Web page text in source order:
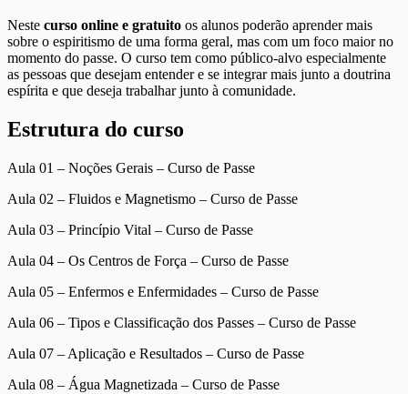
Neste curso online e gratuito os alunos poderão aprender mais
sobre o espiritismo de uma forma geral, mas com um foco maior no
momento do passe. O curso tem como público-alvo especialmente
as pessoas que desejam entender e se integrar mais junto a doutrina
espírita e que deseja trabalhar junto à comunidade.
Estrutura do curso
Aula 01 – Noções Gerais – Curso de Passe
Aula 02 – Fluidos e Magnetismo – Curso de Passe
Aula 03 – Princípio Vital – Curso de Passe
Aula 04 – Os Centros de Força – Curso de Passe
Aula 05 – Enfermos e Enfermidades – Curso de Passe
Aula 06 – Tipos e Classificação dos Passes – Curso de Passe
Aula 07 – Aplicação e Resultados – Curso de Passe
Aula 08 – Água Magnetizada – Curso de Passe